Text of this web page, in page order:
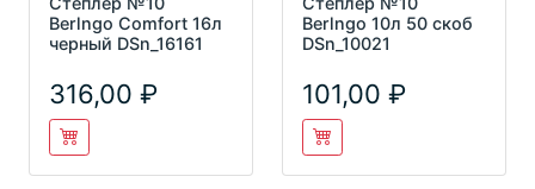
Berlngo Comfort 16л
черный DSn_16161
316,00
Berlngo 10л 50 скоб
DSn_10021
101,00